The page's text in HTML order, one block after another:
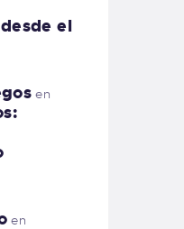
el
en
en